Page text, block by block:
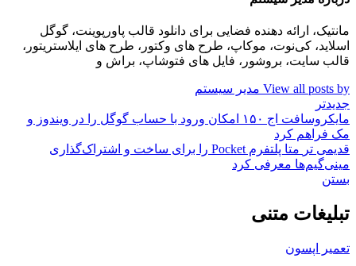
مانتیک، ارائه دهنده فضایی برای دانلود قالب پاورپوینت، گوگل
اسلاید، کی‌نوت، موکاپ، طرح های وکتور، طرح های ایلاستریتور،
قالب سایت، بروشور، فایل های فتوشاپ، براش و
View all posts by مدیر سیستم
جدیدتر
مایکروسافت اج ۱۵۰ امکان ورود با حساب گوگل را در ویندوز و
مک فراهم کرد
قدیمی تر
متا پلتفرم Pocket را برای ساخت و اشتراک‌گذاری
مینی‌گیم‌ها معرفی کرد
بستن
تبلیغات متنی
تعمیر اپسون